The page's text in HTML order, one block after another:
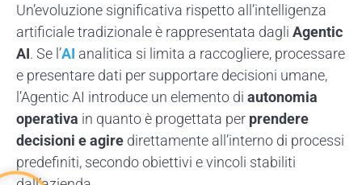
Un’evoluzione significativa rispetto all’intelligenza
artificiale tradizionale è rappresentata dagli Agentic
AI. Se l’AI analitica si limita a raccogliere, processare
e presentare dati per supportare decisioni umane,
l’Agentic AI introduce un elemento di autonomia
operativa in quanto è progettata per prendere
decisioni e agire direttamente all’interno di processi
predefiniti, secondo obiettivi e vincoli stabiliti